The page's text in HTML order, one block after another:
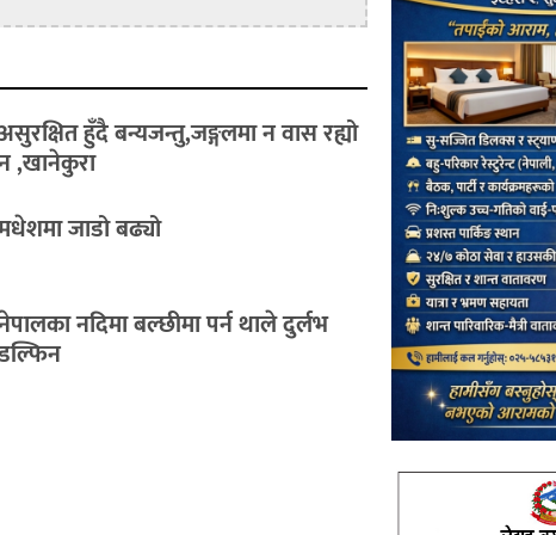
हुँदै बन्यजन्तु,जङ्गलमा न वास रह्यो
,खानेकुरा
जाडो बढ्यो
नदिमा बल्छीमा पर्न थाले दुर्लभ